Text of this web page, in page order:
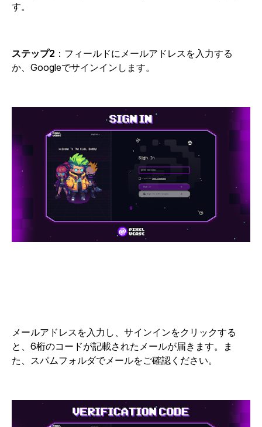
す。
ステップ2 ：フィールドにメールアドレスを入力する
か、Googleでサインインします。
メールアドレスを入力し、サインインをクリックする
と、6桁のコードが記載されたメールが届きます。ま
た、スパムフォルダでメールをご確認ください。